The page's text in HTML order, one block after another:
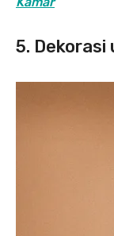
5. Dekorasi